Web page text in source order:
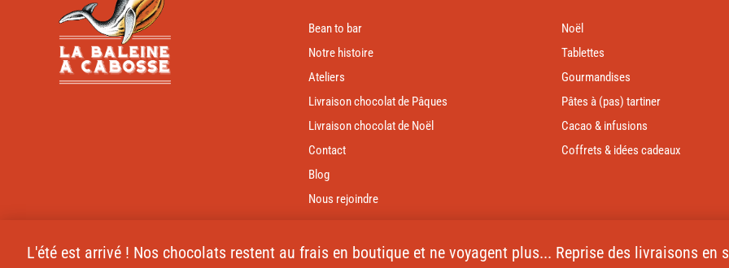
L'été est arrivé ! Nos chocolats restent au frais en boutique et ne voyagent plus... Reprise des livraisons en
Bean to bar
Notre histoire
Ateliers
Livraison chocolat de Pâques
Livraison chocolat de Noël
Contact
Blog
Nous rejoindre
Noël
Tablettes
Gourmandises
Pâtes à (pas) tartiner
Cacao & infusions
Coffrets & idées cadeaux